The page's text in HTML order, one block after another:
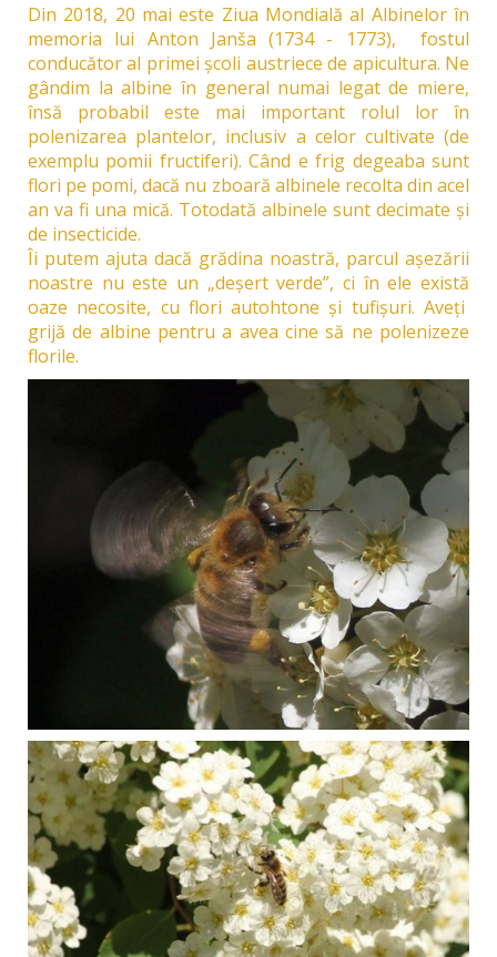
Din 2018, 20 mai este Ziua Mondială al Albinelor în
memoria lui Anton Janša (1734 - 1773), fostul
conducător al primei școli austriece de apicultura. Ne
gândim la albine în general numai legat de miere,
însă probabil este mai important rolul lor în
polenizarea plantelor, inclusiv a celor cultivate (de
exemplu pomii fructiferi). Când e frig degeaba sunt
flori pe pomi, dacă nu zboară albinele recolta din acel
an va fi una mică. Totodată albinele sunt decimate și
de insecticide.
Îi putem ajuta dacă grădina noastră, parcul așezării
noastre nu este un „deșert verde”, ci în ele există
oaze necosite, cu flori autohtone și tufișuri. Aveți
grijă de albine pentru a avea cine să ne polenizeze
florile.